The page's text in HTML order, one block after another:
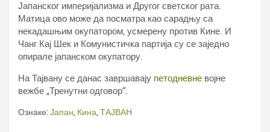
Јапанског империјализма и Другог светског рата.
Матица ово може да посматра као сарадњу са
некадашњим окупатором, усмерену против Кине. И
Чанг Кај Шек и Комунистичка партија су се заједно
опирале јапанском окупатору.
На Тајвану се данас завршавају петодневне војне
вежбе „Тренутни одговор“.
Ознаке:Јапан, Кина, ТАЈВАН